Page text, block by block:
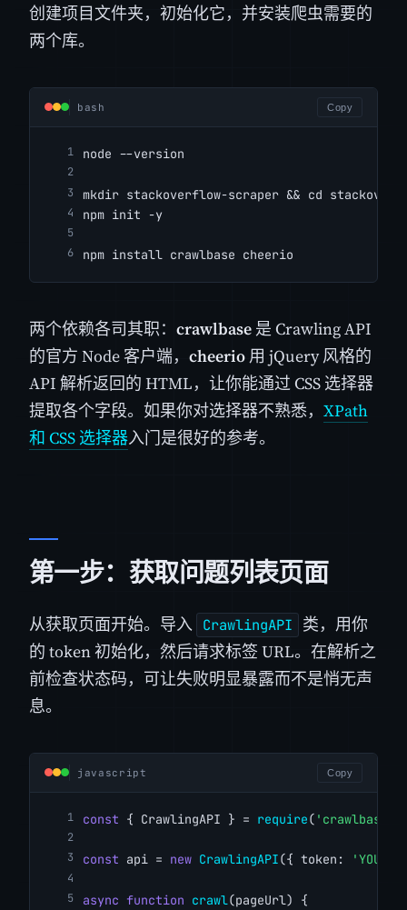
创建项目文件夹，初始化它，并安装爬虫需要的
两个库。
bash Copy
node --version
mkdir stackoverflow-scraper && cd
npm init -y
npm install crawlbase cheerio
两个依赖各司其职： crawlbase 是 Crawling API
的官方 Node 客户端， cheerio 用 jQuery 风格的
API 解析返回的 HTML，让你能通过 CSS 选择器
提取各个字段。如果你对选择器不熟悉， XPath
和 CSS 选择器入门是很好的参考。
第一步：获取问题列表页面
从获取页面开始。导入 CrawlingAPI
类，用你
的 token 初始化，然后请求标签 URL。在解析之
前检查状态码，可让失败明显暴露而不是悄无声
息。
javascript Copy
const { CrawlingAPI } = require( 'crawlbase'
const api = new CrawlingAPI({ token:
async function crawl(pageUrl) {